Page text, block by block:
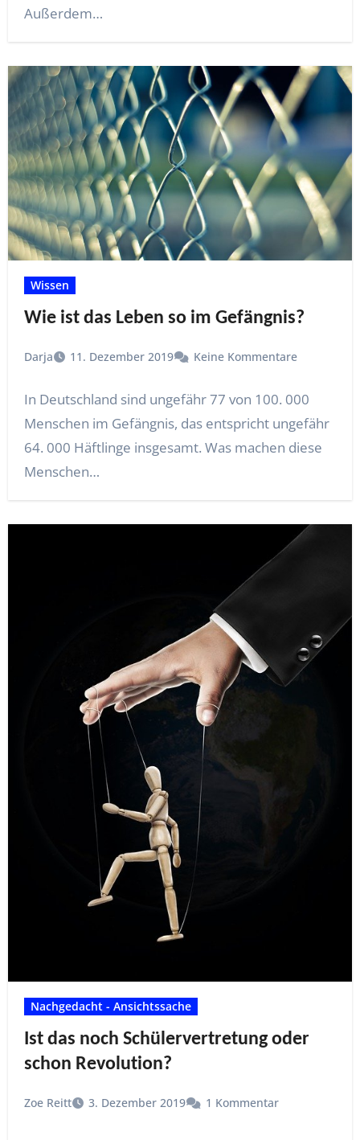
Außerdem…
Wissen
Wie ist das Leben so im Gefängnis?
Darja 11. Dezember 2019 Keine Kommentare
In Deutschland sind ungefähr 77 von 100. 000
Menschen im Gefängnis, das entspricht ungefähr
64. 000 Häftlinge insgesamt. Was machen diese
Menschen…
Nachgedacht - Ansichtssache
Ist das noch Schülervertretung oder
schon Revolution?
Zoe Reitt 3. Dezember 2019 1 Kommentar